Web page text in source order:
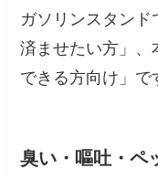
ガソリンスタン
済ませたい方」、
できる方向け」で
臭い・嘔吐・ペ